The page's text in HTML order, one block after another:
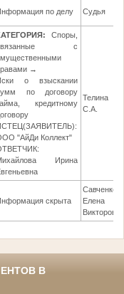
по делу Судья
Споры,
с
→
о взыскании
по договору
кредитному
"АйДи Коллект"
Ирина
Телина
С.А.
скрыта
Савченко
Елена
В